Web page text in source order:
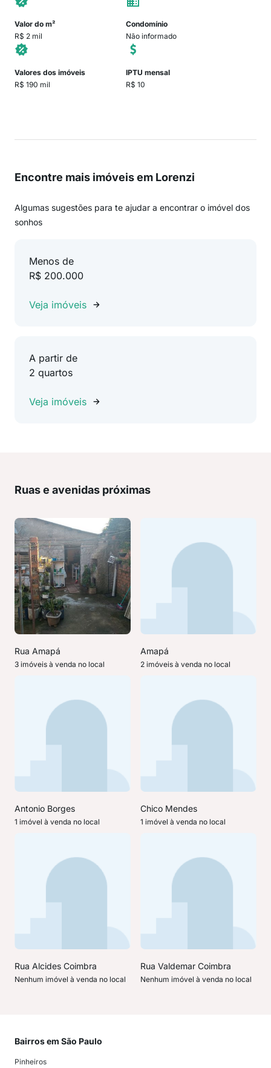
Valor do m²
R$ 2 mil
Condomínio
Não informado
Valores dos imóveis
R$ 190 mil
IPTU mensal
R$ 10
Encontre mais imóveis em Lorenzi
Algumas sugestões para te ajudar a encontrar o imóvel dos
sonhos
Menos de
R$ 200.000
Veja imóveis
A partir de
2 quartos
Veja imóveis
Ruas e avenidas próximas
Rua Amapá
3 imóveis à venda no local
Amapá
2 imóveis à venda no local
Antonio Borges
1 imóvel à venda no local
Chico Mendes
1 imóvel à venda no local
Rua Alcides Coimbra
Nenhum imóvel à venda no local
Rua Valdemar Coimbra
Nenhum imóvel à venda no local
Bairros em São Paulo
Pinheiros